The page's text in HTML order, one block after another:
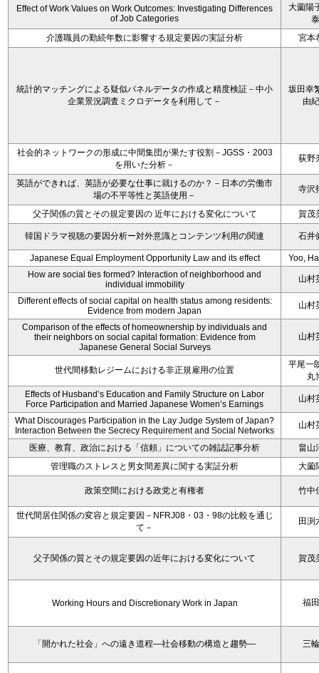
Effect of Work Values on Work Outcomes: Investigating Differences
of Job Categories
大薗陽
泰
介護職員の勤続年数に影響する規定要因の実証分析
宮本
統計的マッチングによる疑似パネルデータの作成と精度検証－中小
企業景況調査ミクロデータを利用して－
坂田幸
由
社会的ネットワークの形成に中間集団が果たす役割－JGSS・2003
を用いた分析－
荻野
英語ができれば、英語が必要な仕事に就けるのか？－日本の労働市
場の不平等性と英語使用－
寺沢
父子関係の質とその規定要因の 近年における変化について 賀茂
韓国ドラマ視聴の要因分析ー対外意識とコンテンツ利用の関連 石井
Japanese Equal Employment Opportunity Law and its effect
Yoo,
How are social ties formed? Interaction of neighborhood and
individual immobility
山村
Different effects of social capital on health status among residents:
Evidence from modern Japan
山村
Comparison of the effects of homeownership by individuals and
their neighbors on social capital formation: Evidence from
Japanese General Social Surveys
山村
世代間移動レジームにおける非正規雇用の位置
平尾一
丸
Effects of Husband’s Education and Family Structure on Labor
Force Participation and Married Japanese Women’s Earnings
山村
What Discourages Participation in the Lay Judge System of Japan?
Interaction Between the Secrecy Requirement and Social Networks
山村
医療、教育、政治における「信頼」についての雑誌記事分析
畠山
管理職のストレスと男女間差異に関する実証分析
大薗
政策空間における政党と有権者 竹中
世代間居住関係の変容と規定要因－NFRJ08・03・98の比較を通じ
て－
田渕
父子関係の質とその規定要因の近年における変化について 賀茂
Working Hours and Discretionary Work in Japan 福
「開かれた社会」への遠き道程―社会移動の構造と趨勢― 三